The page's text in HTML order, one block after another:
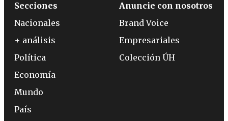
Secciones
Nacionales
+ análisis
Política
Economía
Mundo
País
Anuncie con nosotros
Brand Voice
Empresariales
Colección ÚH